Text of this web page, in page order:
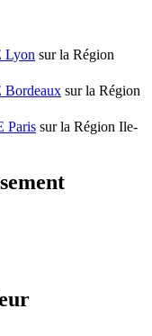
Lyon sur la Région
Bordeaux sur la Région
Paris sur la Région Ile-